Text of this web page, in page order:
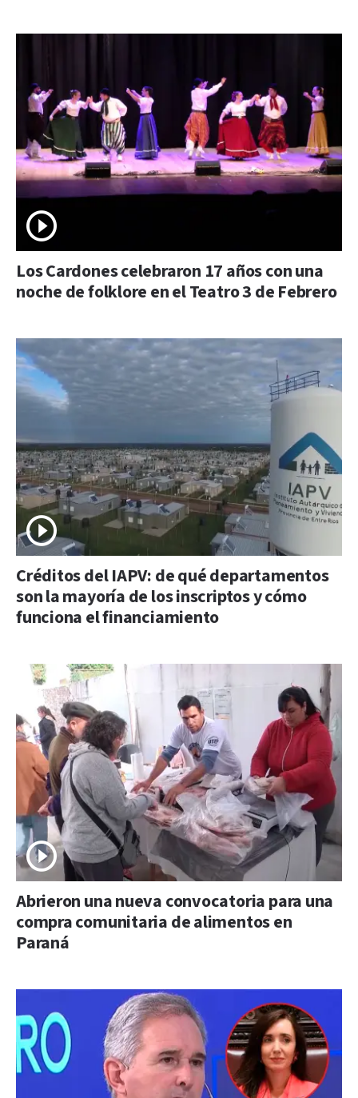
Los Cardones celebraron 17 años con una
noche de folklore en el Teatro 3 de Febrero
Créditos del IAPV: de qué departamentos
son la mayoría de los inscriptos y cómo
funciona el financiamiento
Abrieron una nueva convocatoria para una
compra comunitaria de alimentos en
Paraná